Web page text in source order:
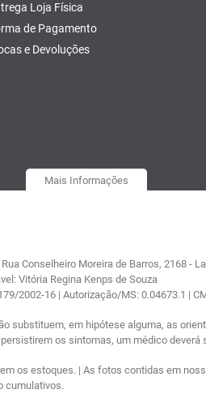
Loja Física
de Pagamento
e Devoluções
Mais Informações
Conselheiro Moreira de Barros, 2168 -
Vitória Regina Kenps de Souza
2002-16 | Autorização/MS: 0.04673.1 |
substituem, em hipótese alguma, as
os sintomas, um médico deverá
os estoques. | As fotos contidas em
cumulativos.